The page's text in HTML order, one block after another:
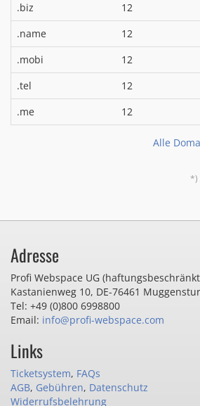
.biz 12
.name
12
.mobi
12
.tel
12
.me
12
Alle
*)
Adresse
Profi Webspace UG
Kastanienweg 10, DE-76461
Tel: +49 (0)800 6998800
Email: info@profi-webspace.com
Links
Ticketsystem, FAQs
AGB, Gebühren, Datenschutz
Widerrufsbelehrung